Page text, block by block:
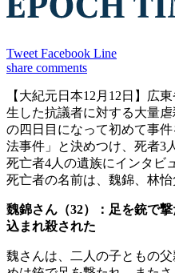
Tweet Facebook Line
share comments
【大紀元日本12月12日】広
生した抗議者に対する大量
の四日目になって初めて事
法事件」と決めつけ、死者3
死亡者4人の遺族にインタビ
死亡者の名前は、魏錦、林
魏錦さん（32）：足を銃で
込まれ殺された
魏さんは、二人の子ともの